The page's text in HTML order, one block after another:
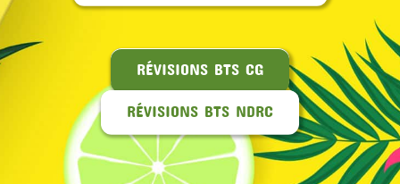
RÉVISIONS BTS CG
RÉVISIONS BTS NDRC